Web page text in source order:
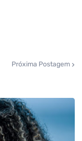
Próxima Postagem